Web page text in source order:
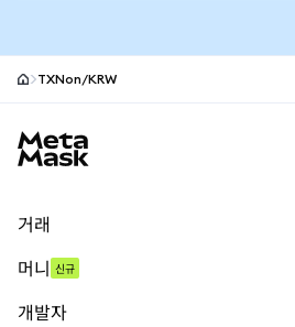
TXNon/KRW
거래
머니 신규
개발자